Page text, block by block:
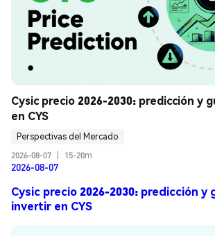
Cysic precio 2026-2030: predicción y
en CYS
Perspectivas del Mercado
2026-08-07
15-20m
2026-08-07
Cysic precio 2026-2030: predicción y
invertir en CYS